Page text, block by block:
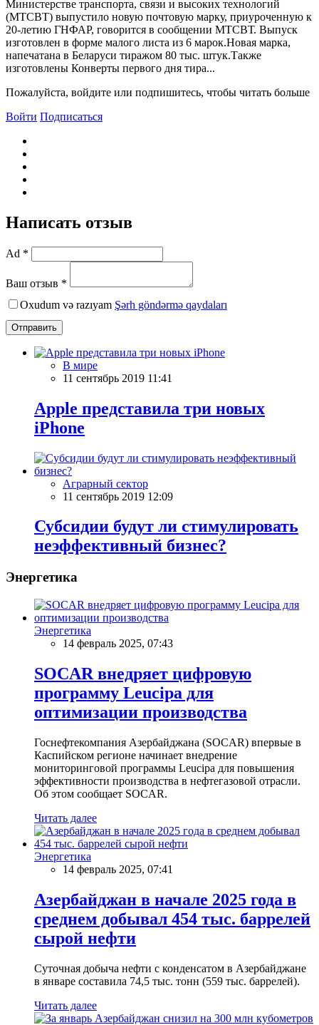
Министерстве транспорта, связи и высоких технологий
(МТСBТ) выпустило новую почтовую марку, приуроченную к
20-летию ГНФАР, говорится в сообщении МТСBТ. Bыпуск
изготовлен в форме малого листа из 6 марок.Новая марка,
напечатана в Беларуси тиражом 80 тыс. штук.Также
изготовлены Конверты первого дня тира...
Пожалуйста, войдите или подпишитесь, чтобы читать больше
Войти Подписаться
Написать отзыв
Ad *
Ваш отзыв *
Oxudum və razıyam Şərh göndərmə qaydaları
Отправить
В мире
11 сентябрь 2019 11:41
Apple представила три новых
iPhone
Аграрный сектор
11 сентябрь 2019 12:09
Субсидии будут ли стимулировать
неэффективный бизнес?
Энергетика
Энергетика
14 февраль 2025, 07:43
SOCAR внедряет цифровую
программу Leucipa для
оптимизации производства
Госнефтекомпания Азербайджана (SOCAR) впервые в
Каспийском регионе начинает внедрение
мониторинговой программы Leucipa для повышения
эффективности производства в нефтегазовой отрасли.
Об этом сообщает SOCAR.
Читать далее
Энергетика
14 февраль 2025, 07:41
Азербайджан в начале 2025 года в
среднем добывал 454 тыс. баррелей
сырой нефти
Суточная добыча нефти с конденсатом в Азербайджане
в январе составила 74,5 тыс. тонн (559 тыс. баррелей).
Читать далее